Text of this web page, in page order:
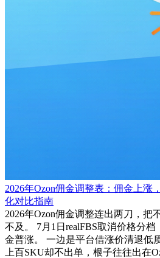
2026年Ozon佣金调整表：佣金上涨
化对比指南
2026年Ozon佣金调整连出两刀，把
不及。 7月1日realFBS取消价格分
金普涨。 一边是平台借涨价清退低
上百SKU却不出单，根子往往出在